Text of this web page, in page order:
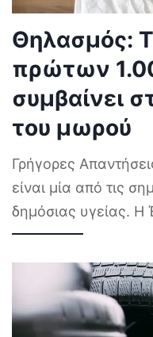
Θηλασμός:
πρώτων
συμβαίνει
του μωρού
Γρήγορες
είναι μία από τις
δημόσιας υγείας. Η